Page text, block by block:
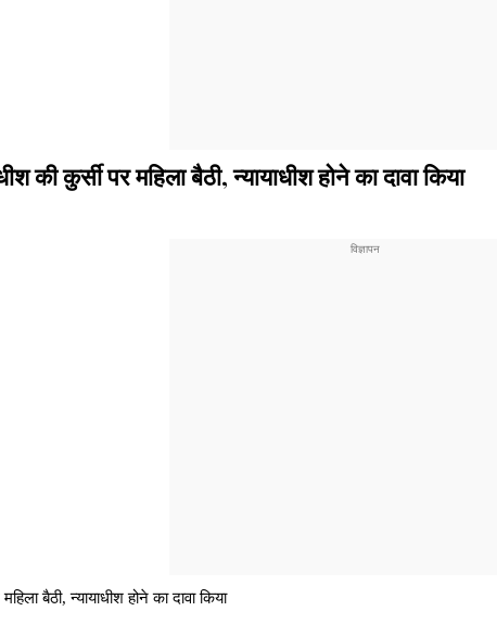
की कुर्सी पर महिला बैठी, न्यायाधीश होने का दावा किया
बैठी, न्यायाधीश होने का दावा किया